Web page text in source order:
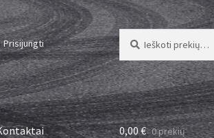
Prisijungti
Ieškoti:
Ieškoti
0,00€ 0 prekių